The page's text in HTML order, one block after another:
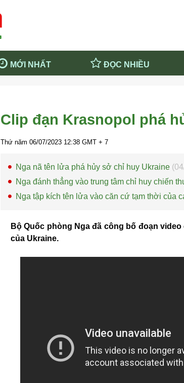
MỚI NHẤT ĐỌC NHIỀU
Thông tin nước Nga
Khám phá nước Nga
Clip đạn Krasnopol phá
Thứ năm 06/07/2023 12:38 GMT + 7
Nga nã tên lửa phá hủy sở chỉ huy Ukraine
Nga đánh thẳng vào trung tâm chỉ huy chiến
Nga tập kích tên lửa vào căn cứ tạm thời của
Bộ Quốc phòng Nga đã công bố đoạn
của Ukraine.